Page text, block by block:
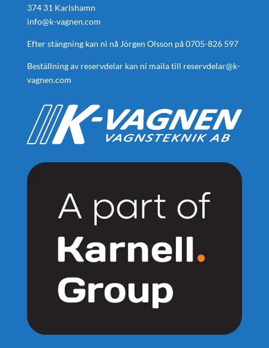
374 31 Karlshamn
info@k-vagnen.com
Efter stängning kan ni nå Jörgen Olsson på0705-826 597
Beställning av reservdelar kan ni maila till reservdelar@k-
vagnen.com